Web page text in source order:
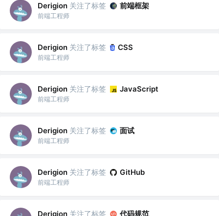
Derigion 关注了标签 前端框架
前端工程师
Derigion 关注了标签 CSS
前端工程师
Derigion 关注了标签 JavaScript
前端工程师
Derigion 关注了标签 面试
前端工程师
Derigion 关注了标签 GitHub
前端工程师
Derigion 关注了标签 代码规范